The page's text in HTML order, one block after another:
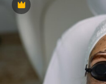
Premium